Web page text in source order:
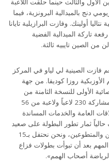
دنج بالميدالية البرونزية، فيما
أولينك. وفازت البرازيلية تايانا
كغم لأفضل رفعة تاركة الميدالية الفضية
من الصين تايبيه ثالثة.
أفضل رفعة وزن 73 كغم فازت الصينية لي لياو في المركز
الأوزبكية روزا كوديفا. من جهة
الأولى للنسخة الثامنة من
بطولة فزاع الدولية للقوس والسهم بمشاركة 230 لاعباً ولاعبة من 56
العامة والخدمات المساندة
ثمار تطور البطولة على صعيد
الإداريين واللاعبين والحكام والمصنفين والمتطوعين، ونحن نحتفل بـ15
بعد أن تبوأت بطولات فزاع
أصحاب الهمم».